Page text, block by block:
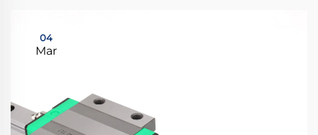
04
Mar